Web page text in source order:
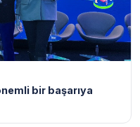
bir başarıya